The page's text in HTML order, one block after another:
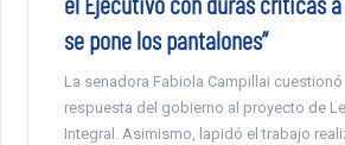
se pone los pantalones”
La senadora Fabiola Campillai
respuesta del gobierno al proyecto de
Integral. Asimismo, lapidó el trabajo